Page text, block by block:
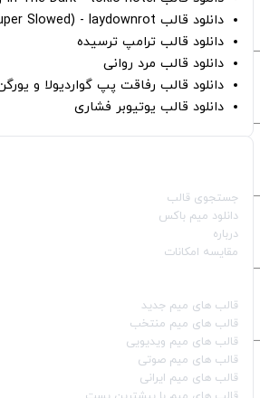
دانلود قالب hunter eyes (super Slowed) - laydownrot
دانلود قالب ترامپ ترسیده
دانلود قالب مرد روانی
دانلود قالب رفاقت پپ گواردیولا و
دانلود قالب یوتیوبر فشاری
جستجوی قالب
دانلود میم باکس
درباره
مقایسه امکانات
قالب‌ های میم جدید
قالب‌ های میم منتخب
قالب‌ های میم ویدیویی
قالب‌ های میم صوتی
قالب‌ های میم ایرانی